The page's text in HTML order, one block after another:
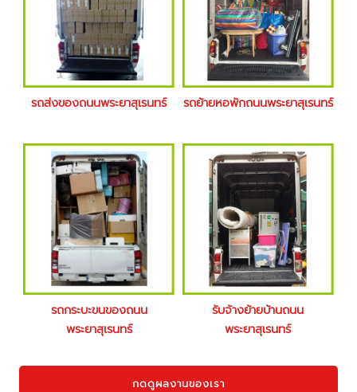
รถส่งของถนนพระยาสุเรนทร์ รถย้ายหอพักถนนพระยาสุเรนทร์
รถกระบะขนของถนน
พระยาสุเรนทร์
รับจ้างย้ายบ้านถนน
พระยาสุเรนทร์
กดดูผลงานของเรา